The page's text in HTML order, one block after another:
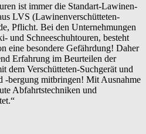
ist immer die Standart-Lawinen-
LVS (Lawinenverschütteten-
Pflicht. Bei den Unternehmungen
und Schneeschuhtouren, besteht
eine besondere Gefährdung! Daher
Erfahrung im Beurteilen der
dem Verschütteten-Suchgerät und
-bergung mitbringen! Mit Ausnahme
Abfahrtstechniken und